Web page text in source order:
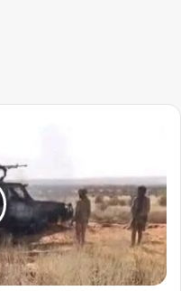
داخل
مدينة
النهود…
ماذا
هناك؟؟